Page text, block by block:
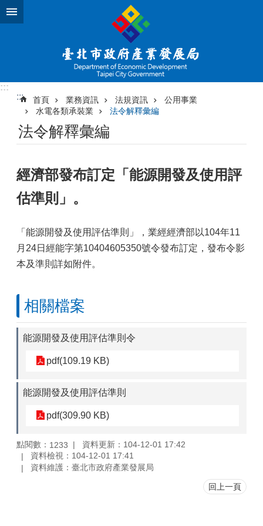
跳到主要內容區塊
:::
:::
首頁 業務資訊 法規資訊
公用事業
水電各類承裝業
法令解釋彙編
法令解釋彙編
經濟部發布訂定「能源開發及使用評
估準則」。
「能源開發及使用評估準則」，業經經濟部以104年11
月24日經能字第10404605350號令發布訂定，發布令影
本及準則詳如附件。
相關檔案
能源開發及使用評估準則令
pdf(109.19 KB)
能源開發及使用評估準則
pdf(309.90 KB)
點閱數： 1233
資料更新：104-12-01 17:42
資料檢視：104-12-01 17:41
資料維護：臺北市政府產業發展局
回上一頁